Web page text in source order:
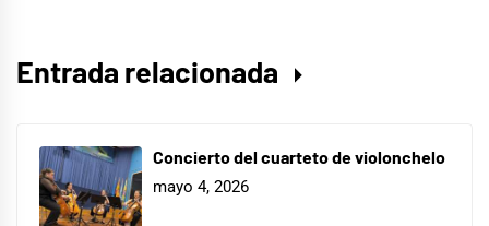
Entrada relacionada
Concierto del cuarteto de violonchelo
mayo 4, 2026